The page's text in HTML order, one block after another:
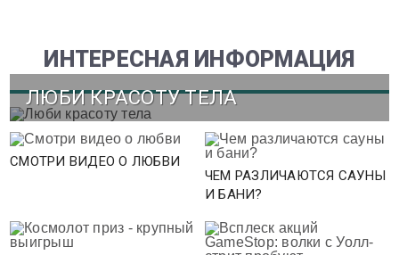
ИНТЕРЕСНАЯ ИНФОРМАЦИЯ
ЛЮБИ КРАСОТУ ТЕЛА
СМОТРИ ВИДЕО О ЛЮБВИ
ЧЕМ РАЗЛИЧАЮТСЯ САУНЫ
И БАНИ?